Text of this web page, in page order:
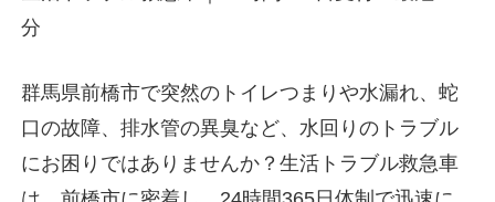
分
群馬県前橋市で突然のトイレつまりや水漏れ、蛇
口の故障、排水管の異臭など、水回りのトラブル
にお困りではありませんか？生活トラブル救急車